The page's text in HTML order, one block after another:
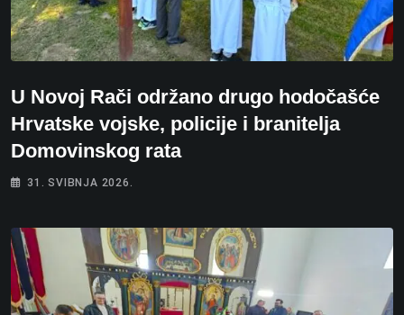
U Novoj Rači održano drugo hodočašće
Hrvatske vojske, policije i branitelja
Domovinskog rata
31. SVIBNJA 2026.